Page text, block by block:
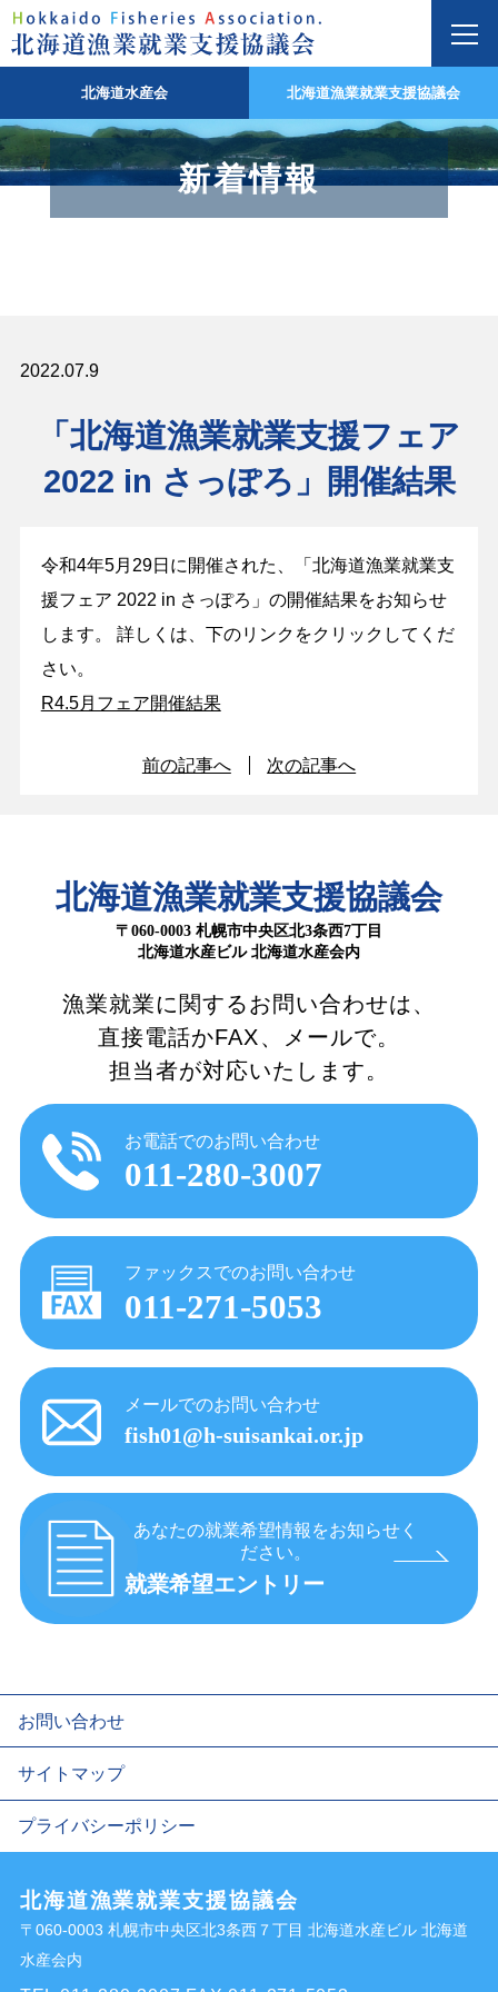
北海道水産会 北海道漁業就業支援協議会
新着情報
2022.07.9
「北海道漁業就業支援フェア
2022 in さっぽろ」開催結果
令和4年5月29日に開催された、「北海道漁業就業支
援フェア 2022 in さっぽろ」の開催結果をお知らせ
します。 詳しくは、下のリンクをクリックしてくだ
さい。
R4.5月フェア開催結果
前の記事へ 次の記事へ
北海道漁業就業支援協議会
〒060-0003 札幌市中央区北3条西7丁目
北海道水産ビル 北海道水産会内
漁業就業に関するお問い合わせは、
直接電話かFAX、メールで。
担当者が対応いたします。
お電話でのお問い合わせ
011-280-3007
ファックスでのお問い合わせ
011-271-5053
メールでのお問い合わせ
fish01@h-suisankai.or.jp
あなたの就業希望情報をお知らせく
ださい。
就業希望エントリー
お問い合わせ
サイトマップ
プライバシーポリシー
北海道漁業就業支援協議会
〒060-0003 札幌市中央区北3条西７丁目 北海道水産ビル 北海道
水産会内